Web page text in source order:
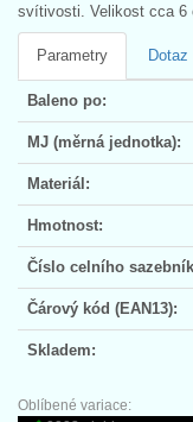
svítivosti. Velikost cca 6
Parametry Dotaz
Baleno po:
MJ (měrná jednotka):
Materiál:
Hmotnost:
Číslo celního
Čárový kód (EAN13):
Skladem:
Oblíbené variace: